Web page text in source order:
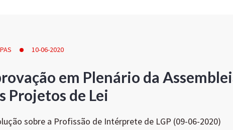
10-06-2020
em Plenário da
Projetos de Lei
sobre a Profissão de Intérprete de LGP (09-06-2020)